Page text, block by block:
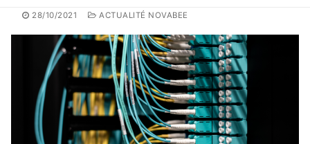
28/10/2021 ACTUALITÉ NOVABEE